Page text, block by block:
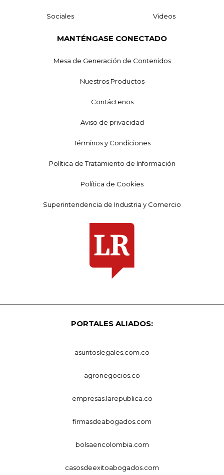
Sociales Videos
MANTÉNGASE CONECTADO
Mesa de Generación de Contenidos
Nuestros Productos
Contáctenos
Aviso de privacidad
Términos y Condiciones
Política de Tratamiento de Información
Política de Cookies
Superintendencia de Industria y Comercio
PORTALES ALIADOS:
asuntoslegales.com.co
agronegocios.co
empresas.larepublica.co
firmasdeabogados.com
bolsaencolombia.com
casosdeexitoabogados.com